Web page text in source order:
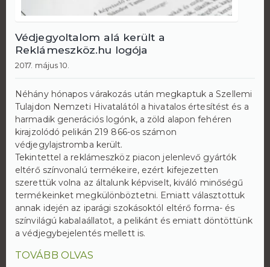
Védjegyoltalom alá került a
Reklámeszköz.hu logója
2017. május 10.
Néhány hónapos várakozás után megkaptuk a Szellemi
Tulajdon Nemzeti Hivatalától a hivatalos értesítést és a
harmadik generációs logónk, a zöld alapon fehéren
kirajzolódó pelikán 219 866-os számon
védjegylajstromba került.
Tekintettel a reklámeszköz piacon jelenlevő gyártók
eltérő színvonalú termékeire, ezért kifejezetten
szerettük volna az általunk képviselt, kiváló minőségű
termékeinket megkülönböztetni. Emiatt választottuk
annak idején az iparági szokásoktól eltérő forma- és
színvilágú kabalaállatot, a pelikánt és emiatt döntöttünk
a védjegybejelentés mellett is.
TOVÁBB OLVAS